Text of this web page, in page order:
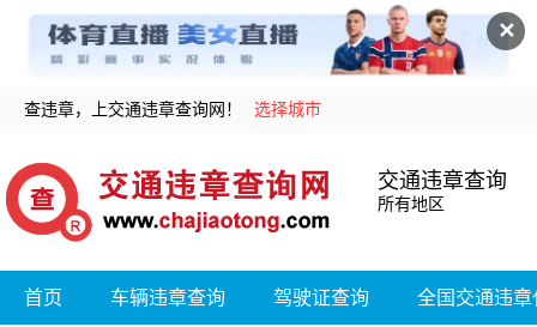
✕
查违章，上交通违章查询网！ 选择城市
交通违章查询
所有地区
首页 车辆违章查询 驾驶证查询 全国交通违